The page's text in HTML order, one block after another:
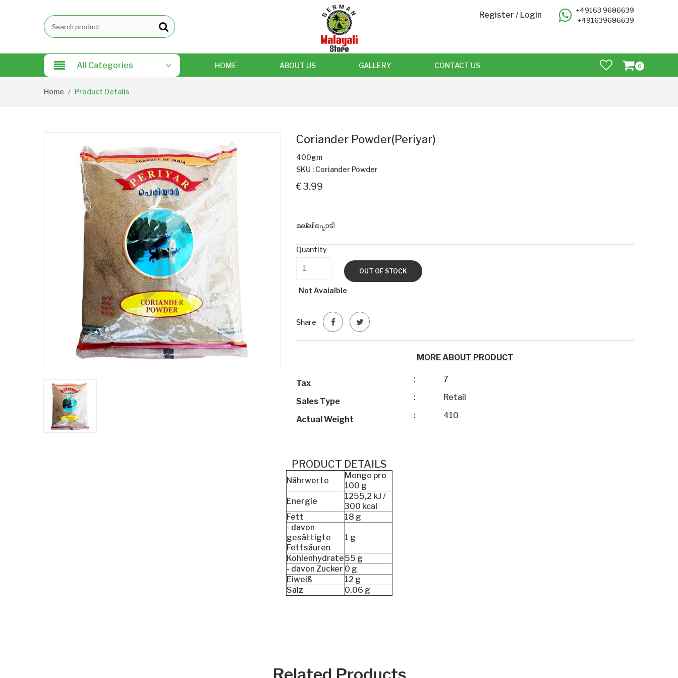
Register / Login
+49163 9686639
+491639686639
All Categories HOME ABOUT US GALLERY CONTACT US 0
Home Product Details
Coriander Powder(Periyar)
400gm
SKU : Coriander Powder
€ 3.99
മല്ലിപ്പൊടി
Quantity
OUT OF STOCK
Not Avaialble
Share
MORE ABOUT PRODUCT
Tax : 7
Sales Type : Retail
Actual Weight : 410
PRODUCT DETAILS
Nährwerte
Menge pro
100 g
Energie
1255,2 kJ /
300 kcal
Fett
18 g
- davon
gesättigte
Fettsäuren
1 g
Kohlenhydrate55 g
- davon Zucker 0 g
Eiweiß
12 g
Salz
0,06 g